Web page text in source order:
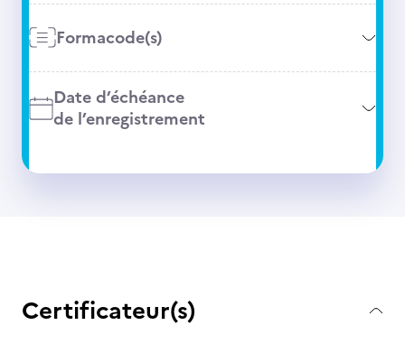
Formacode(s)
Date d’échéance
de l’enregistrement
Certificateur(s)